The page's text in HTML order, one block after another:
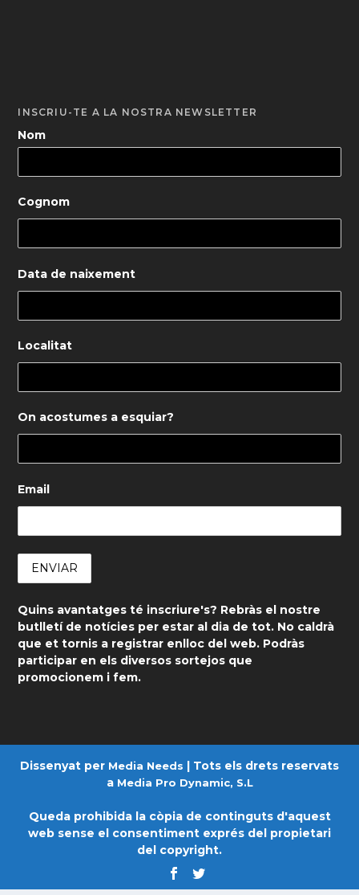
INSCRIU-TE A LA NOSTRA NEWSLETTER
Nom
Cognom
Data de naixement
Localitat
On acostumes a esquiar?
Email
Quins avantatges té inscriure's? Rebràs el nostre
butlletí de notícies per estar al dia de tot. No caldrà
que et tornis a registrar enlloc del web. Podràs
participar en els diversos sortejos que
promocionem i fem.
Dissenyat per Media Needs | Tots els drets reservats
a Media Pro Dynamic, S.L
Queda prohibida la còpia de continguts d'aquest
web sense el consentiment exprés del propietari
del copyright.